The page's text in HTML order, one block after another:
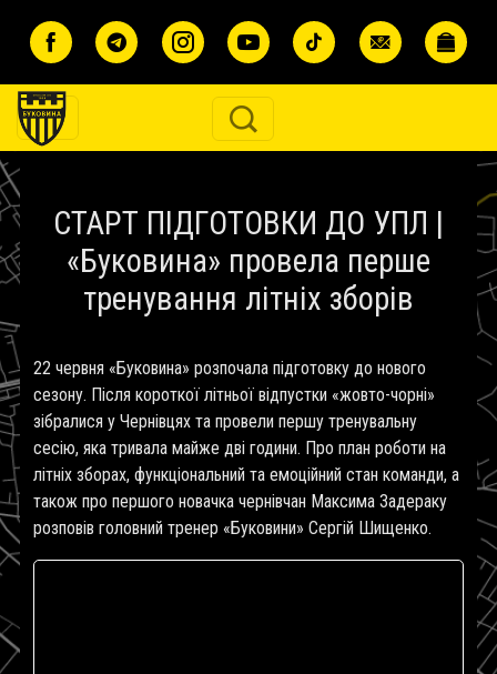
СТАРТ ПІДГОТОВКИ ДО УПЛ |
«Буковина» провела перше
тренування літніх зборів
22 червня «Буковина» розпочала підготовку до нового
сезону. Після короткої літньої відпустки «жовто-чорні»
зібралися у Чернівцях та провели першу тренувальну
сесію, яка тривала майже дві години. Про план роботи на
літніх зборах, функціональний та емоційний стан команди, а
також про першого новачка чернівчан Максима Задераку
розповів головний тренер «Буковини» Сергій Шищенко.